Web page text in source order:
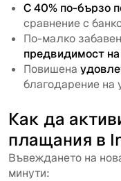
С 40% по-бързо
сравнение с
По-малко
предвидимост
Повишена
благодарение на
Как да
плащания в
Въвеждането на
минути: